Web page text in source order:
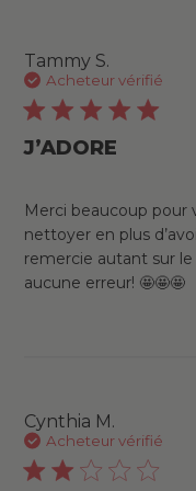
Tammy S.
Acheteur vérifié
J’ADORE
Merci beaucoup pour
nettoyer en plus
remercie autant sur le
aucune erreur! 🤩🤩🤩
Cynthia M.
Acheteur vérifié